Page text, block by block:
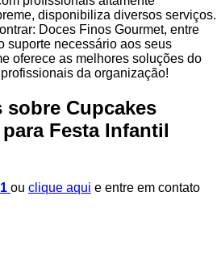
disponibiliza diversos serviços.
Doces Finos Gourmet, entre
suporte necessário aos seus
oferece as melhores soluções do
da organização!
sobre Cupcakes
Festa Infantil
ou clique aqui e entre em contato